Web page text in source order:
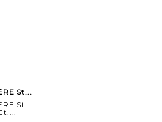
St...
St